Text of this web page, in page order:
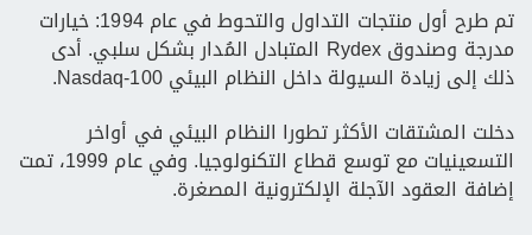
تم طرح أول منتجات التداول والتحوط في عام 1994: خيارات
مدرجة وصندوق Rydex المتبادل المُدار بشكل سلبي. أدى
ذلك إلى زيادة السيولة داخل النظام البيئي Nasdaq-100.
دخلت المشتقات الأكثر تطورا النظام البيئي في أواخر
التسعينيات مع توسع قطاع التكنولوجيا. وفي عام 1999، تمت
إضافة العقود الآجلة الإلكترونية المصغرة.